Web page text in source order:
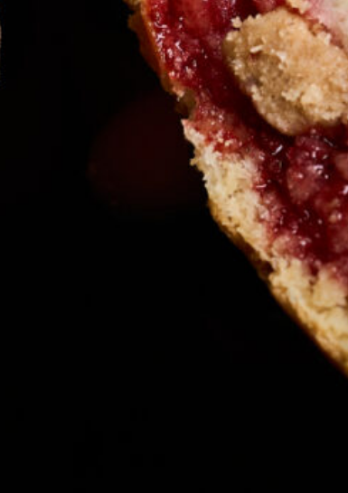
italianos más rentables
también cuenta con otros productos
etc.
una de las mejores cadenas de